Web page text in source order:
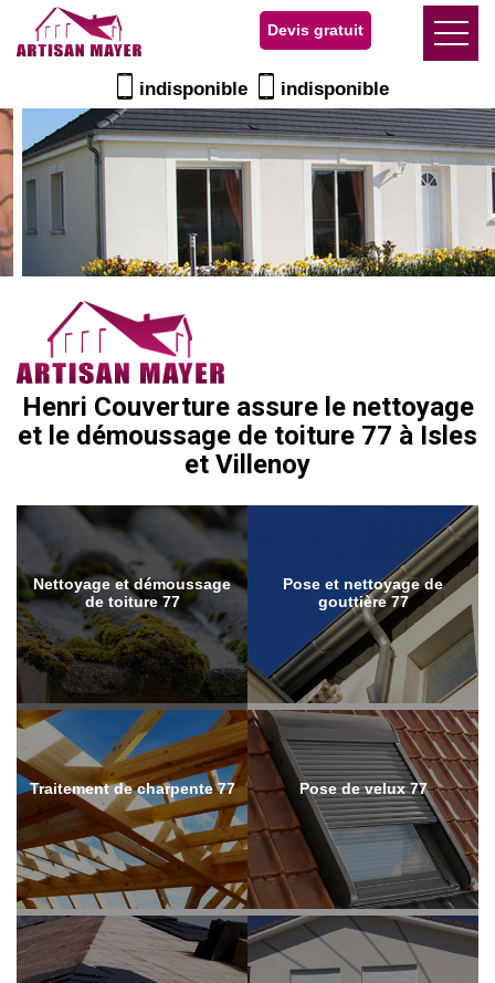
indisponible indisponible
Devis gratuit
Henri Couverture assure le nettoyage
et le démoussage de toiture 77 à Isles
et Villenoy
Nettoyage et démoussage
de toiture 77
Pose et nettoyage de
gouttière 77
Traitement de charpente 77 Pose de velux 77